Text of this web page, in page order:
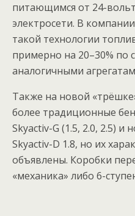
питающимся от 24-
электросети. В
такой технологии
примерно на 20–30% по
аналогичными
Также на новой
более традиционные
Skyactiv-G (1.5, 2.0, 2.5) и
Skyactiv-D 1.8, но их
объявлены. Коробки
«механика» либо 6-